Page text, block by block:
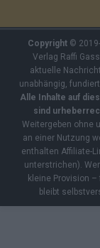
Copyright© 2019-
Verlag Raffi
aktuelle
unabhängig,
Alle Inhalte auf
sind
Weitergeben ohne
an einer Nutzung
enthalten Affiliate-
unterstrichen).
kleine Provision
bleibt